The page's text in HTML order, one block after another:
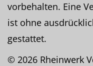
vorbehalten. Eine
ist ohne
gestattet.
© 2026 Rheinwerk